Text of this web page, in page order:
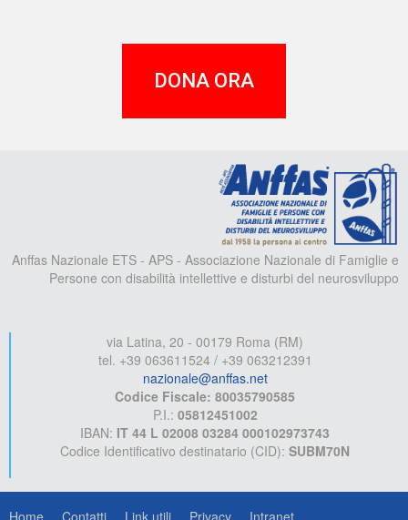
DONA ORA
Anffas Nazionale ETS - APS - Associazione Nazionale di Famiglie e
Persone con disabilità intellettive e disturbi del neurosviluppo
via Latina, 20 - 00179 Roma (RM)
tel. +39 063611524 / +39 063212391
nazionale@anffas.net
Codice Fiscale: 80035790585
P.I.: 05812451002
IBAN: IT 44 L 02008 03284 000102973743
Codice Identificativo destinatario (CID): SUBM70N
Home Contatti Link utili Privacy Intranet